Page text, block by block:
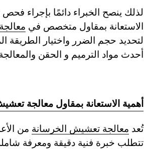
لذلك ينصح الخبراء دائمًا بإجراء
الاستعانة بمقاول متخصص في
لتحديد حجم الضرر واختيار الطريقة
أحدث مواد الترميم و الحقن
أهمية الاستعانة بمقاول معالجة
تُعد معالجة تعشيش الخرسانة من
تتطلب خبرة فنية دقيقة ومعرفة